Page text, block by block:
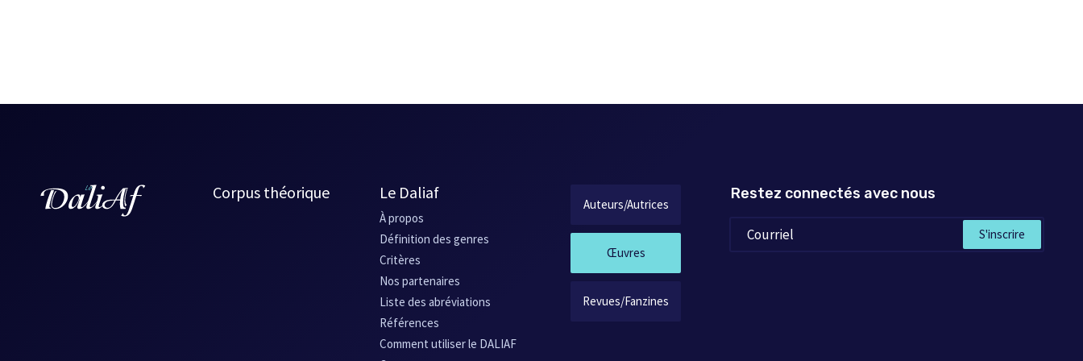
Corpus théorique Le Daliaf
À propos
Définition des genres
Critères
Nos partenaires
Liste des abréviations
Références
Comment utiliser le DALIAF
Auteurs/Autrices
Œuvres
Revues/Fanzines
Restez connectés avec nous
S'inscrire